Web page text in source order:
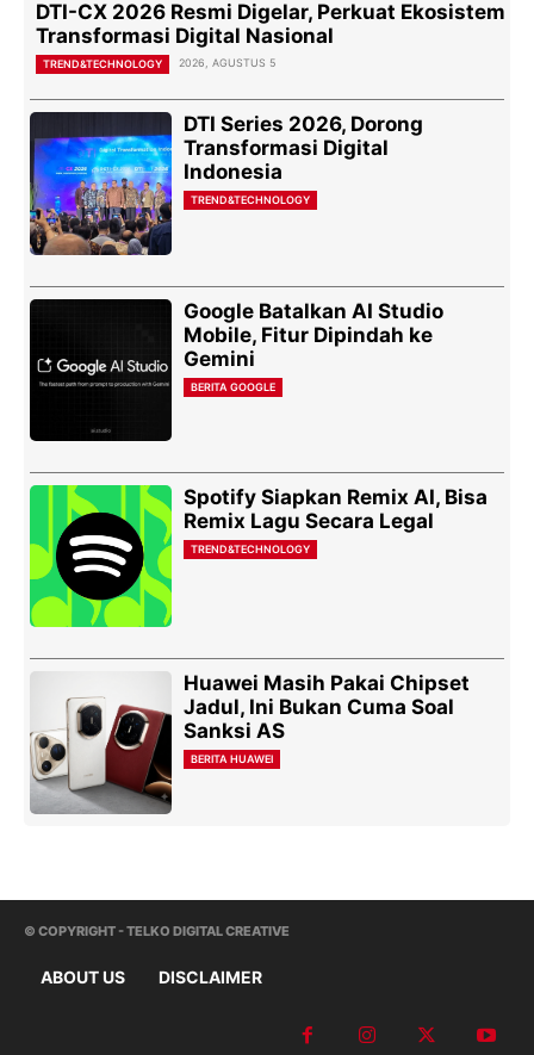
DTI-CX 2026 Resmi Digelar, Perkuat Ekosistem
Transformasi Digital Nasional
TREND&TECHNOLOGY 2026, AGUSTUS 5
DTI Series 2026, Dorong
Transformasi Digital
Indonesia
TREND&TECHNOLOGY
Google Batalkan AI Studio
Mobile, Fitur Dipindah ke
Gemini
BERITA GOOGLE
Spotify Siapkan Remix AI, Bisa
Remix Lagu Secara Legal
TREND&TECHNOLOGY
Huawei Masih Pakai Chipset
Jadul, Ini Bukan Cuma Soal
Sanksi AS
BERITA HUAWEI
© COPYRIGHT - TELKO DIGITAL CREATIVE
ABOUT US DISCLAIMER